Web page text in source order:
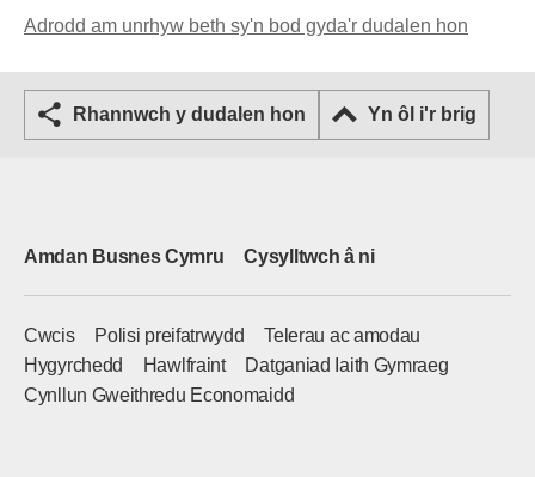
Adrodd am unrhyw beth sy'n bod gyda'r dudalen hon
Rhannwch y dudalen hon Yn ôl i'r brig
Amdan Busnes Cymru Cysylltwch â ni
Cwcis Polisi preifatrwydd
Telerau ac amodau
Hygyrchedd
Hawlfraint
Datganiad Iaith Gymraeg
Cynllun Gweithredu Economaidd